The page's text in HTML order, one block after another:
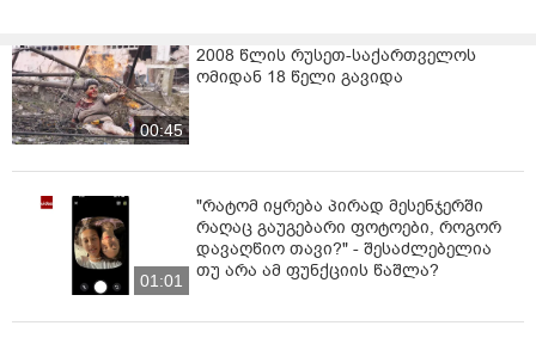
00:45
2008 წლის რუსეთ-საქართველოს
ომიდან 18 წელი გავიდა
01:01
"რატომ იყრება პირად მესენჯერში
რაღაც გაუგებარი ფოტოები, როგორ
დავაღწიო თავი?" - შესაძლებელია
თუ არა ამ ფუნქციის წაშლა?